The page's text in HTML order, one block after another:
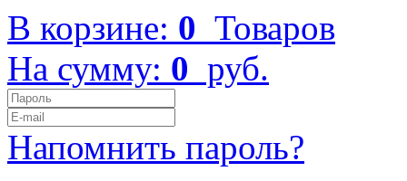
В корзине: 0 Товаров
На сумму: 0 руб.
Напомнить пароль?